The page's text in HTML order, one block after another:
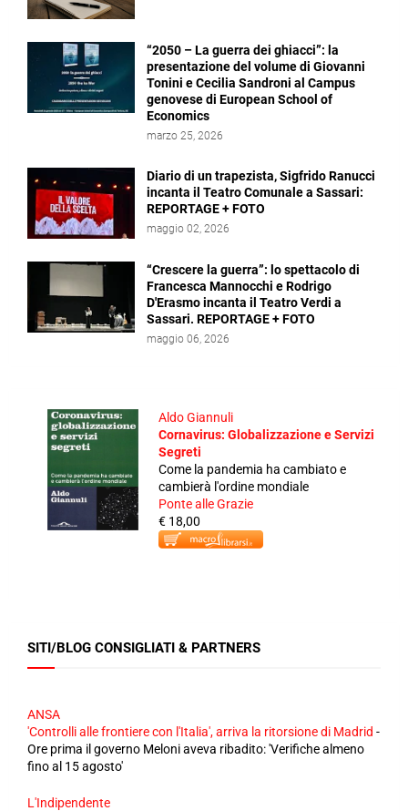
“2050 – La guerra dei ghiacci”: la
presentazione del volume di Giovanni
Tonini e Cecilia Sandroni al Campus
genovese di European School of
Economics
marzo 25, 2026
Diario di un trapezista, Sigfrido Ranucci
incanta il Teatro Comunale a Sassari:
REPORTAGE + FOTO
maggio 02, 2026
“Crescere la guerra”: lo spettacolo di
Francesca Mannocchi e Rodrigo
D'Erasmo incanta il Teatro Verdi a
Sassari. REPORTAGE + FOTO
maggio 06, 2026
Aldo Giannuli
Cornavirus: Globalizzazione e Servizi
Segreti
Come la pandemia ha cambiato e
cambierà l'ordine mondiale
Ponte alle Grazie
€ 18,00
SITI/BLOG CONSIGLIATI & PARTNERS
ANSA
'Controlli alle frontiere con l'Italia', arriva la ritorsione di Madrid -
Ore prima il governo Meloni aveva ribadito: 'Verifiche almeno
fino al 15 agosto'
L'Indipendente